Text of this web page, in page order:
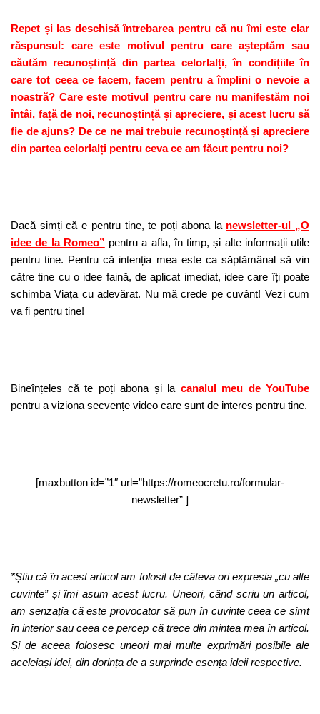
Repet și las deschisă întrebarea pentru că nu îmi este clar
răspunsul: care este motivul pentru care așteptăm sau
căutăm recunoștință din partea celorlalți, în condițiile în
care tot ceea ce facem, facem pentru a împlini o nevoie a
noastră? Care este motivul pentru care nu manifestăm noi
întâi, față de noi, recunoștință și apreciere, și acest lucru să
fie de ajuns? De ce ne mai trebuie recunoștință și apreciere
din partea celorlalți pentru ceva ce am făcut pentru noi?
Dacă simți că e pentru tine, te poți abona la newsletter-ul „O
idee de la Romeo” pentru a afla, în timp, și alte informații utile
pentru tine. Pentru că intenția mea este ca săptămânal să vin
către tine cu o idee faină, de aplicat imediat, idee care îți poate
schimba Viața cu adevărat. Nu mă crede pe cuvânt! Vezi cum
va fi pentru tine!
Bineînțeles că te poți abona și la canalul meu de YouTube
pentru a viziona secvențe video care sunt de interes pentru tine.
[maxbutton id=”1″ url=”https://romeocretu.ro/formular-
newsletter” ]
*Știu că în acest articol am folosit de câteva ori expresia „cu alte
cuvinte” și îmi asum acest lucru. Uneori, când scriu un articol,
am senzația că este provocator să pun în cuvinte ceea ce simt
în interior sau ceea ce percep că trece din mintea mea în articol.
Și de aceea folosesc uneori mai multe exprimări posibile ale
aceleiași idei, din dorința de a surprinde esența ideii respective.